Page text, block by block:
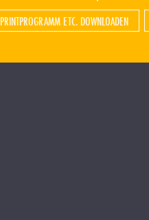
PRINTPROGRAMM ETC. DOWNLOADEN